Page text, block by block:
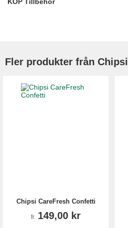
KÖP Tillbehör
Fler produkter från Chipsi
Chipsi CareFresh Confetti
fr. 149,00 kr